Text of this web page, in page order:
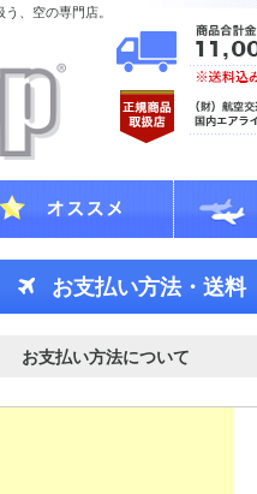
、空の専門店。
お支払い方法・送料
お支払い方法について